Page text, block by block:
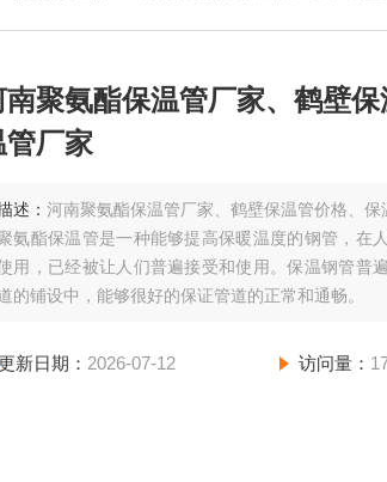
南聚氨酯保温管厂家、鹤壁
管厂家
述：河南聚氨酯保温管厂家、鹤壁保温管价格、保
氨酯保温管是一种能够提高保暖温度的钢管，在
用，已经被让人们普遍接受和使用。保温钢管普
的铺设中，能够很好的保证管道的正常和通畅。
新日期： 2026-07-12 访问量：